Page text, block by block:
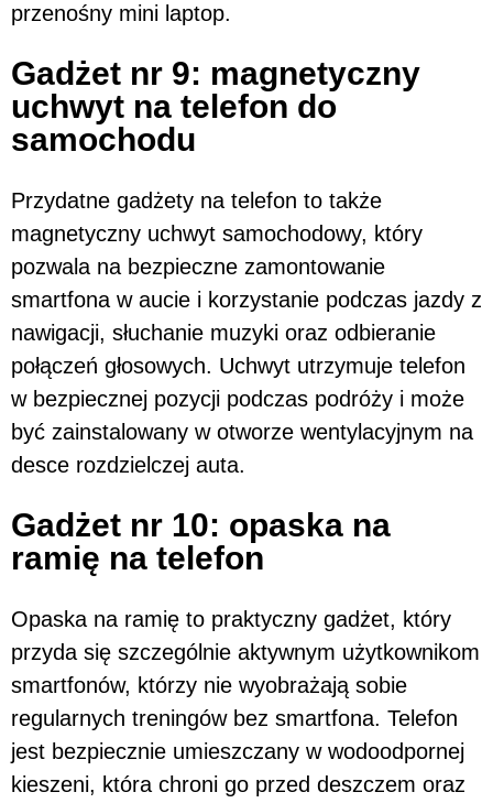
przenośny mini laptop.
Gadżet nr 9: magnetyczny
uchwyt na telefon do
samochodu
Przydatne gadżety na telefon to także
magnetyczny uchwyt samochodowy, który
pozwala na bezpieczne zamontowanie
smartfona w aucie i korzystanie podczas jazdy z
nawigacji, słuchanie muzyki oraz odbieranie
połączeń głosowych. Uchwyt utrzymuje telefon
w bezpiecznej pozycji podczas podróży i może
być zainstalowany w otworze wentylacyjnym na
desce rozdzielczej auta.
Gadżet nr 10: opaska na
ramię na telefon
Opaska na ramię to praktyczny gadżet, który
przyda się szczególnie aktywnym użytkownikom
smartfonów, którzy nie wyobrażają sobie
regularnych treningów bez smartfona. Telefon
jest bezpiecznie umieszczany w wodoodpornej
kieszeni, która chroni go przed deszczem oraz